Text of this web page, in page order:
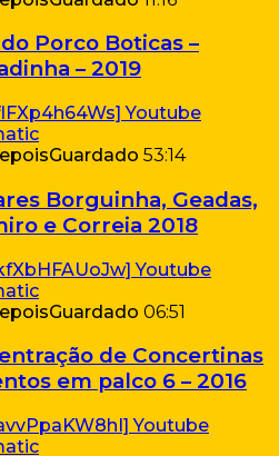
Porco Boticas –
– 2019
Guardado 53:14
Borguinha, Geadas,
e Correia 2018
Guardado 06:51
de Concertinas
em palco 6 – 2016